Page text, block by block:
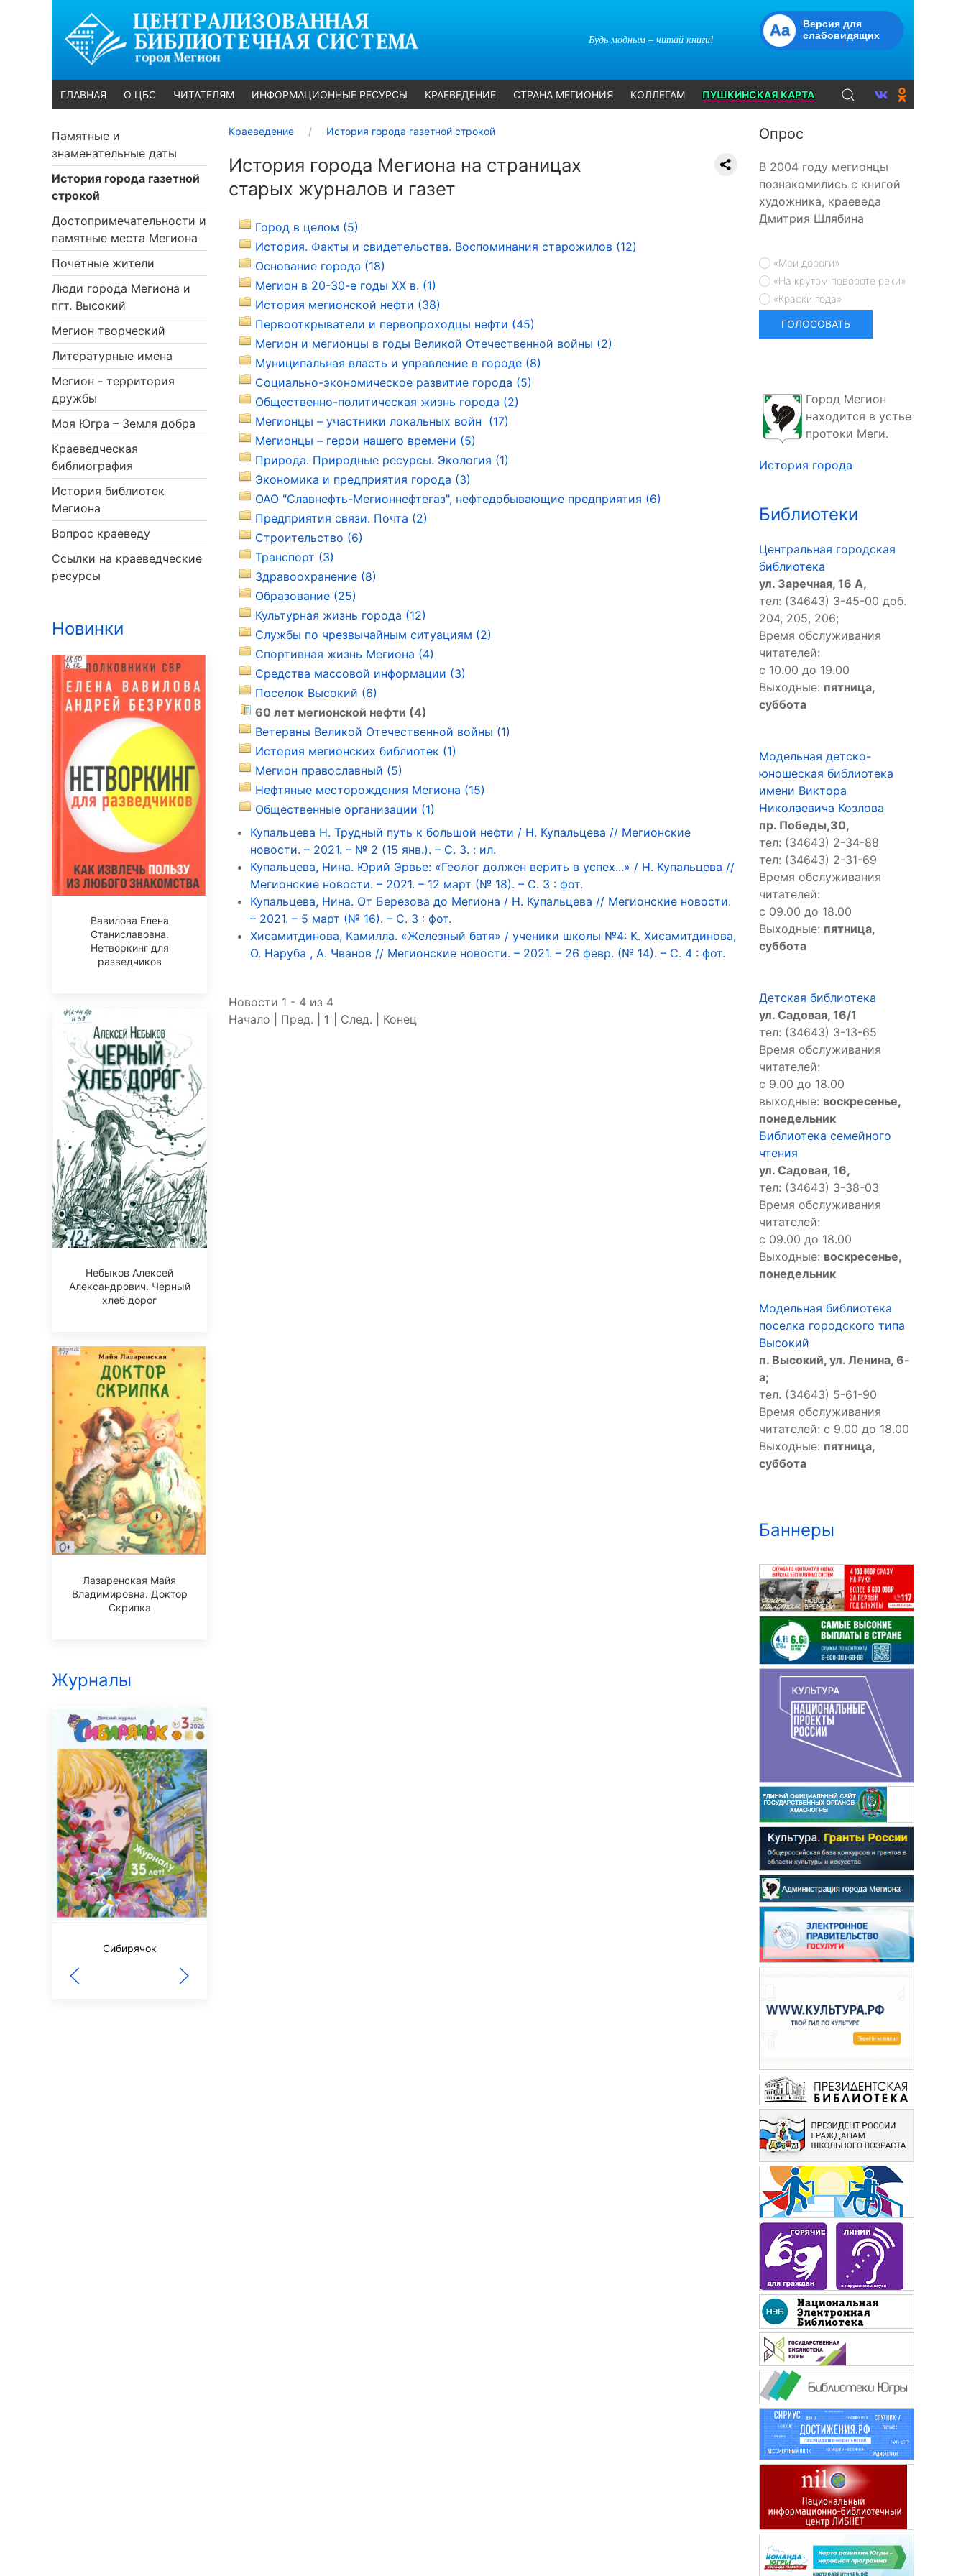
Будь модным – читай книги!
Aa
Версия для
слабовидящих
ГЛАВНАЯ О ЦБС ЧИТАТЕЛЯМ ИНФОРМАЦИОННЫЕ РЕСУРСЫ КРАЕВЕДЕНИЕ СТРАНА МЕГИОНИЯ КОЛЛЕГАМ ПУШКИНСКАЯ КАРТА
Памятные и
знаменательные даты
История города газетной
строкой
Достопримечательности и
памятные места Мегиона
Почетные жители
Люди города Мегиона и
пгт. Высокий
Мегион творческий
Литературные имена
Мегион - территория
дружбы
Моя Югра – Земля добра
Краеведческая
библиография
История библиотек
Мегиона
Вопрос краеведу
Ссылки на краеведческие
ресурсы
Новинки
Вавилова Елена
Станиславовна.
Нетворкинг для
разведчиков
Небыков Алексей
Александрович. Черный
хлеб дорог
Лазаренская Майя
Владимировна. Доктор
Скрипка
Журналы
Сибирячок
Маруся
Краеведение История города газетной строкой
История города Мегиона на страницах
старых журналов и газет
Город в целом (5)
История. Факты и свидетельства. Воспоминания старожилов (12)
Основание города (18)
Мегион в 20-30-е годы ХХ в. (1)
История мегионской нефти (38)
Первооткрыватели и первопроходцы нефти (45)
Мегион и мегионцы в годы Великой Отечественной войны (2)
Муниципальная власть и управление в городе (8)
Социально-экономическое развитие города (5)
Общественно-политическая жизнь города (2)
Мегионцы – участники локальных войн (17)
Мегионцы – герои нашего времени (5)
Природа. Природные ресурсы. Экология (1)
Экономика и предприятия города (3)
ОАО "Славнефть-Мегионнефтегаз", нефтедобывающие предприятия (6)
Предприятия связи. Почта (2)
Строительство (6)
Транспорт (3)
Здравоохранение (8)
Образование (25)
Культурная жизнь города (12)
Службы по чрезвычайным ситуациям (2)
Спортивная жизнь Мегиона (4)
Средства массовой информации (3)
Поселок Высокий (6)
60 лет мегионской нефти (4)
Ветераны Великой Отечественной войны (1)
История мегионских библиотек (1)
Мегион православный (5)
Нефтяные месторождения Мегиона (15)
Общественные организации (1)
Купальцева Н. Трудный путь к большой нефти / Н. Купальцева // Мегионские
новости. – 2021. – № 2 (15 янв.). – С. 3. : ил.
Купальцева, Нина. Юрий Эрвье: «Геолог должен верить в успех...» / Н. Купальцева //
Мегионские новости. – 2021. – 12 март (№ 18). – С. 3 : фот.
Купальцева, Нина. От Березова до Мегиона / Н. Купальцева // Мегионские новости.
– 2021. – 5 март (№ 16). – С. 3 : фот.
Хисамитдинова, Камилла. «Железный батя» / ученики школы №4: К. Хисамитдинова,
О. Наруба , А. Чванов // Мегионские новости. – 2021. – 26 февр. (№ 14). – С. 4 : фот.
Новости 1 - 4 из 4
Начало | Пред. | 1 | След. | Конец
Опрос
В 2004 году мегионцы
познакомились с книгой
художника, краеведа
Дмитрия Шлябина
«Мои дороги»
«На крутом повороте реки»
«Краски года»
Город Мегион
находится в устье
протоки Меги.
История города
Библиотеки
Центральная городская
библиотека
ул. Заречная, 16 А,
тел: (34643) 3-45-00 доб.
204, 205, 206;
Время обслуживания
читателей:
с 10.00 до 19.00
Выходные: пятница,
суббота
Модельная детско-
юношеская библиотека
имени Виктора
Николаевича Козлова
пр. Победы,30,
тел: (34643) 2-34-88
тел: (34643) 2-31-69
Время обслуживания
читателей:
с 09.00 до 18.00
Выходные: пятница,
суббота
Детская библиотека
ул. Садовая, 16/1
тел: (34643) 3-13-65
Время обслуживания
читателей:
с 9.00 до 18.00
выходные: воскресенье,
понедельник
Библиотека семейного
чтения
ул. Садовая, 16,
тел: (34643) 3-38-03
Время обслуживания
читателей:
с 09.00 до 18.00
Выходные: воскресенье,
понедельник
Модельная библиотека
поселка городского типа
Высокий
п. Высокий, ул. Ленина, 6-
а;
тел. (34643) 5-61-90
Время обслуживания
читателей: с 9.00 до 18.00
Выходные: пятница,
суббота
Баннеры